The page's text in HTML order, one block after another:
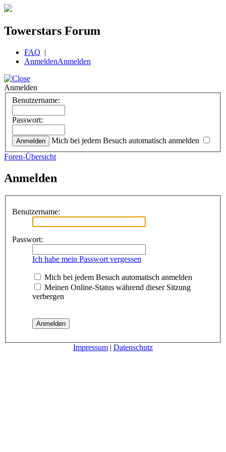
Towerstars Forum
FAQ |
AnmeldenAnmelden
Anmelden
Benutzername:
Passwort:
Mich bei jedem Besuch automatisch anmelden
Foren-Übersicht
Anmelden
Benutzername:
Passwort:
Ich habe mein Passwort vergessen
Mich bei jedem Besuch automatisch anmelden
Meinen Online-Status während dieser Sitzung
verbergen
Impressum | Datenschutz